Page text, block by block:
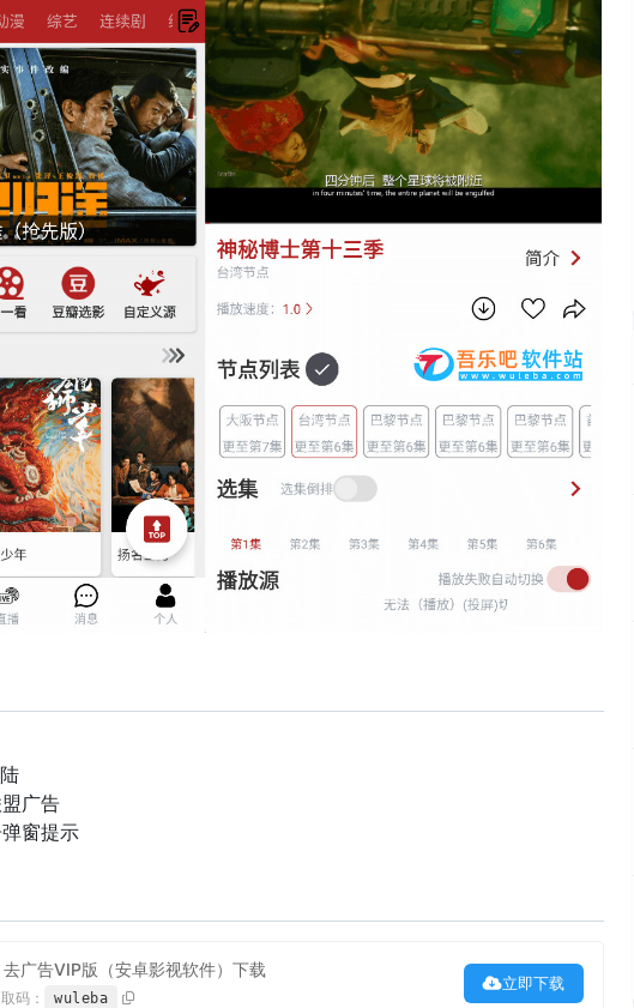
广告
窗提示
广告VIP版（安卓影视软件）下载
码： wuleba
立即下载